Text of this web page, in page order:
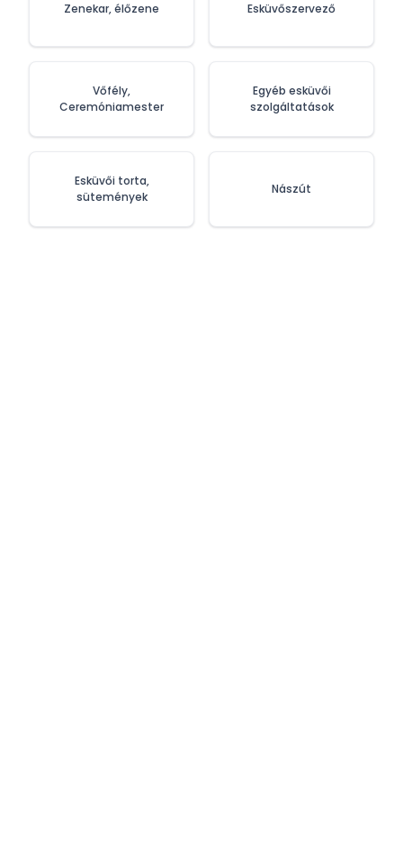
Zenekar, élőzene
Vőfély,
Ceremóniamester
Esküvői torta,
sütemények
Esküvőszervező
Egyéb esküvői
szolgáltatások
Nászút